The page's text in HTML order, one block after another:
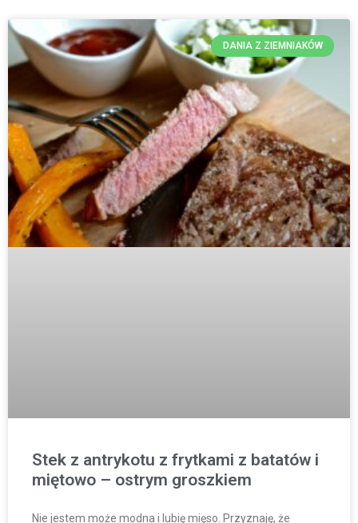
DANIA Z ZIEMNIAKÓW
Stek z antrykotu z frytkami z batatów i
miętowo – ostrym groszkiem
Nie jestem może modna i lubię mięso. Przyznaję, że